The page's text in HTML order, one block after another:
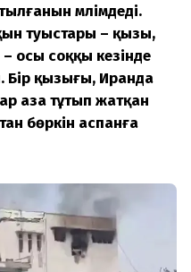
мәлімдеді.
туыстары – қызы,
осы соққы кезінде
Бір қызығы, Иранда
аза тұтып жатқан
бөркін аспанға